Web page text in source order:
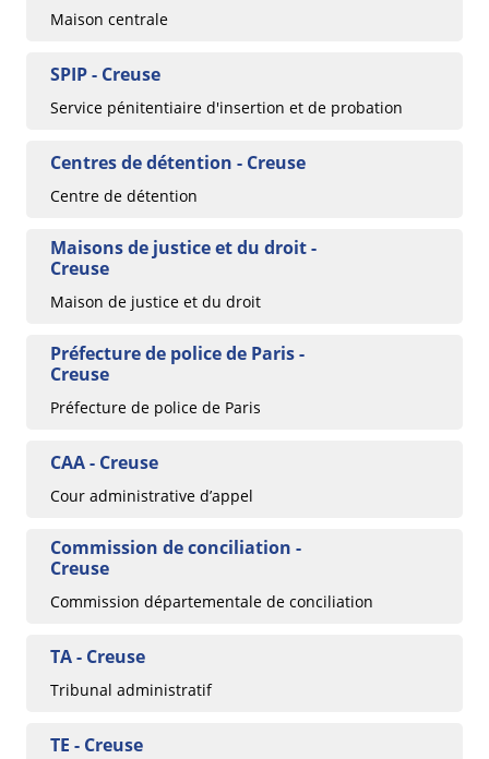
Maison centrale
SPIP - Creuse
Service pénitentiaire d'insertion et de probation
Centres de détention - Creuse
Centre de détention
Maisons de justice et du droit -
Creuse
Maison de justice et du droit
Préfecture de police de Paris -
Creuse
Préfecture de police de Paris
CAA - Creuse
Cour administrative d’appel
Commission de conciliation -
Creuse
Commission départementale de conciliation
TA - Creuse
Tribunal administratif
TE - Creuse